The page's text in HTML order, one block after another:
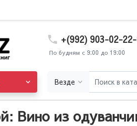
+(992) 903-02-
По будням с 9:00 до 19:00
Везде
Вино из